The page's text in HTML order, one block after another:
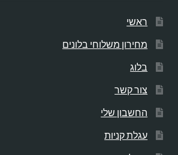
ראשי
מחירון משלוחי בלונים
בלוג
צור קשר
החשבון שלי
עגלת קניות